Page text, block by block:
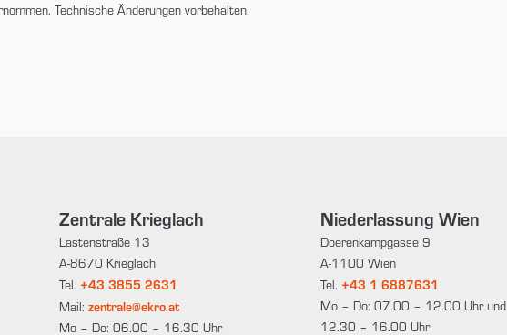
Technische Änderungen vorbehalten.
Zentrale Krieglach
Lastenstraße 13
A-8670 Krieglach
Tel. +43 3855 2631
Mail:zentrale@ekro.at
Mo – Do: 06.00 – 16.30 Uhr
Niederlassung Wien
Doerenkampgasse 9
A-1100 Wien
Tel. +43 1 6887631
Mo – Do: 07.00 – 12.00 Uhr und
12.30 – 16.00 Uhr